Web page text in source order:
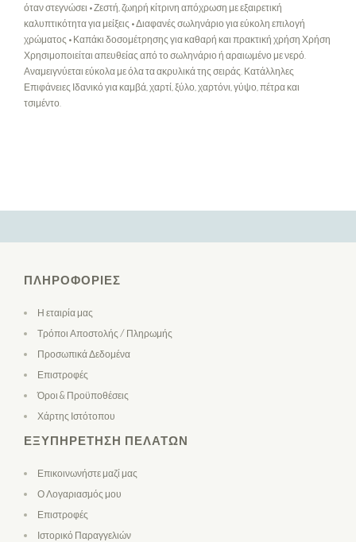
όταν στεγνώσει • Ζεστή, ζωηρή κίτρινη απόχρωση με εξαιρετική
καλυπτικότητα για μείξεις • Διαφανές σωληνάριο για εύκολη επιλογή
χρώματος • Καπάκι δοσομέτρησης για καθαρή και πρακτική χρήση Χρήση
Χρησιμοποιείται απευθείας από το σωληνάριο ή αραιωμένο με νερό.
Αναμειγνύεται εύκολα με όλα τα ακρυλικά της σειράς. Κατάλληλες
Επιφάνειες Ιδανικό για καμβά, χαρτί, ξύλο, χαρτόνι, γύψο, πέτρα και
τσιμέντο.
ΠΛΗΡΟΦΟΡΊΕΣ
Η εταιρία μας
Τρόποι Αποστολής / Πληρωμής
Προσωπικά Δεδομένα
Επιστροφές
Όροι & Προϋποθέσεις
Χάρτης Ιστότοπου
ΕΞΥΠΗΡΈΤΗΣΗ ΠΕΛΑΤΏΝ
Επικοινωνήστε μαζί μας
Ο Λογαριασμός μου
Επιστροφές
Ιστορικό Παραγγελιών